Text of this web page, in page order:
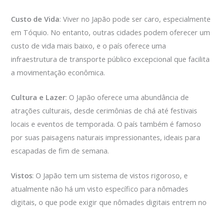
Custo de Vida: Viver no Japão pode ser caro, especialmente
em Tóquio. No entanto, outras cidades podem oferecer um
custo de vida mais baixo, e o país oferece uma
infraestrutura de transporte público excepcional que facilita
a movimentação econômica.
Cultura e Lazer: O Japão oferece uma abundância de
atrações culturais, desde cerimônias de chá até festivais
locais e eventos de temporada. O país também é famoso
por suas paisagens naturais impressionantes, ideais para
escapadas de fim de semana.
Vistos: O Japão tem um sistema de vistos rigoroso, e
atualmente não há um visto específico para nômades
digitais, o que pode exigir que nômades digitais entrem no